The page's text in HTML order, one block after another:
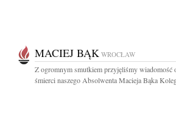
MACIEJ BĄK WROCŁAW
Z ogromnym smutkiem przyjęliśmy wiadomość
śmierci naszego Absolwenta Macieja Bąka